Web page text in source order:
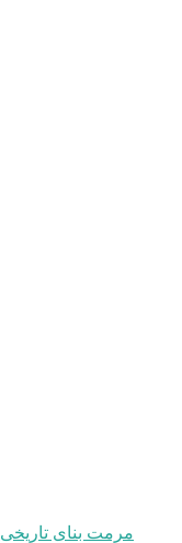
مرمت بنای